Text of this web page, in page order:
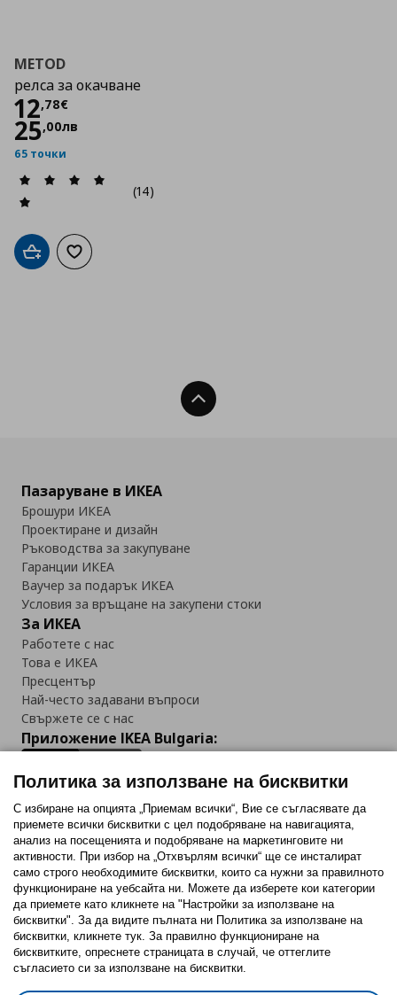
METOD
релса за окачване
12,78€
Цена
25,00лв
65 точки
(14)
Добави в кошницата
Добави към списъка с любими
Нагоре
Пазаруване в ИКЕА
Брошури ИКЕА
Проектиране и дизайн
Ръководства за закупуване
Гаранции ИКЕА
Ваучер за подарък ИКЕА
Условия за връщане на закупени стоки
За ИКЕА
Работете с нас
Това е ИКЕА
Пресцентър
Най-често задавани въпроси
Свържете се с нас
Приложение IKEA Bulgaria:
Последвайте ни:
FacebookTwitterYoutubePinterestInstagram
Политика за използване на бисквитки (Cookies)
Избор на настройки за използване на бисквитки
Политика за използване на бисквитки
С избиране на опцията „Приемам всички“, Вие се съгласявате да
приемете всички бисквитки с цел подобряване на навигацията,
анализ на посещенията и подобряване на маркетинговите ни
активности. При избор на „Отхвърлям всички“ ще се инсталират
само строго необходимитe бисквитки, които са нужни за правилното
функциониране на уебсайта ни. Можете да изберете кои категории
да приемете като кликнете на "Настройки за използване на
бисквитки". За да видите пълната ни Политика за използване на
бисквитки, кликнете тук. За правилно функциониране на
бисквитките, опреснете страницата в случай, че оттеглите
съгласието си за използване на бисквитки.